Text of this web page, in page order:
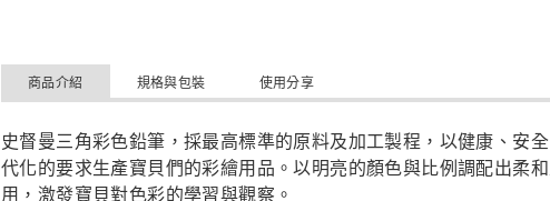
商品介紹 規格與包裝 使用分享
史督曼三角彩色鉛筆，採最高標準的原料及加工製程，以健康、安
代化的要求生產寶貝們的彩繪用品。以明亮的顏色與比例調配出柔
用，激發寶貝對色彩的學習與觀察。